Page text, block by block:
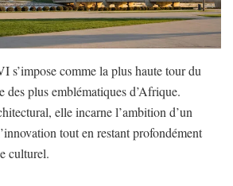
s’impose comme la plus haute tour du
des plus emblématiques d’Afrique.
elle incarne l’ambition d’un
tout en restant profondément
culturel.